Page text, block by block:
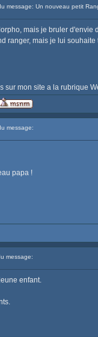
message: Un nouveau petit
mais je bruler
ranger, mais je lui
sur mon site a la rubrique
message:
papa !
message:
enfant.